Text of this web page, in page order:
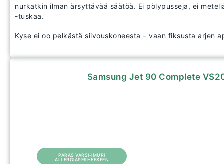
nurkatkin ilman ärsyttävää säätöä. Ei pölypusseja, ei
-tuskaa.
Kyse ei oo pelkästä siivouskoneesta – vaan fiksusta arjen
Samsung Jet 90 Complete
PARAS VARSI-IMURI
ALLERGIAPERHEESEEN